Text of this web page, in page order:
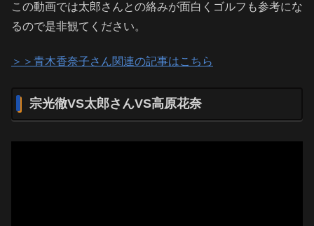
この動画では太郎さんとの絡みが面白くゴルフも参考にな
るので是非観てください。
＞＞青木香奈子さん関連の記事はこちら
宗光徹VS太郎さんVS高原花奈